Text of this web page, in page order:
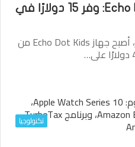
أفضل صفقة لـ Echo Dot Kids: وفر 15 دولارًا في
وفر 15 دولارًا: اعتبارًا من 16 يناير، أصبح جهاز Echo Dot Kids من
تكنولوجيا